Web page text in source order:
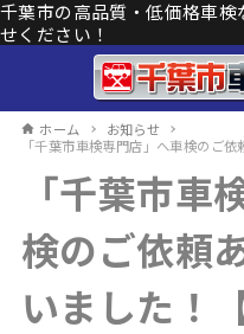
千葉市の高品質・低価格車
せください！
ホーム
お知らせ
「千葉市車
検のご依頼
いました！